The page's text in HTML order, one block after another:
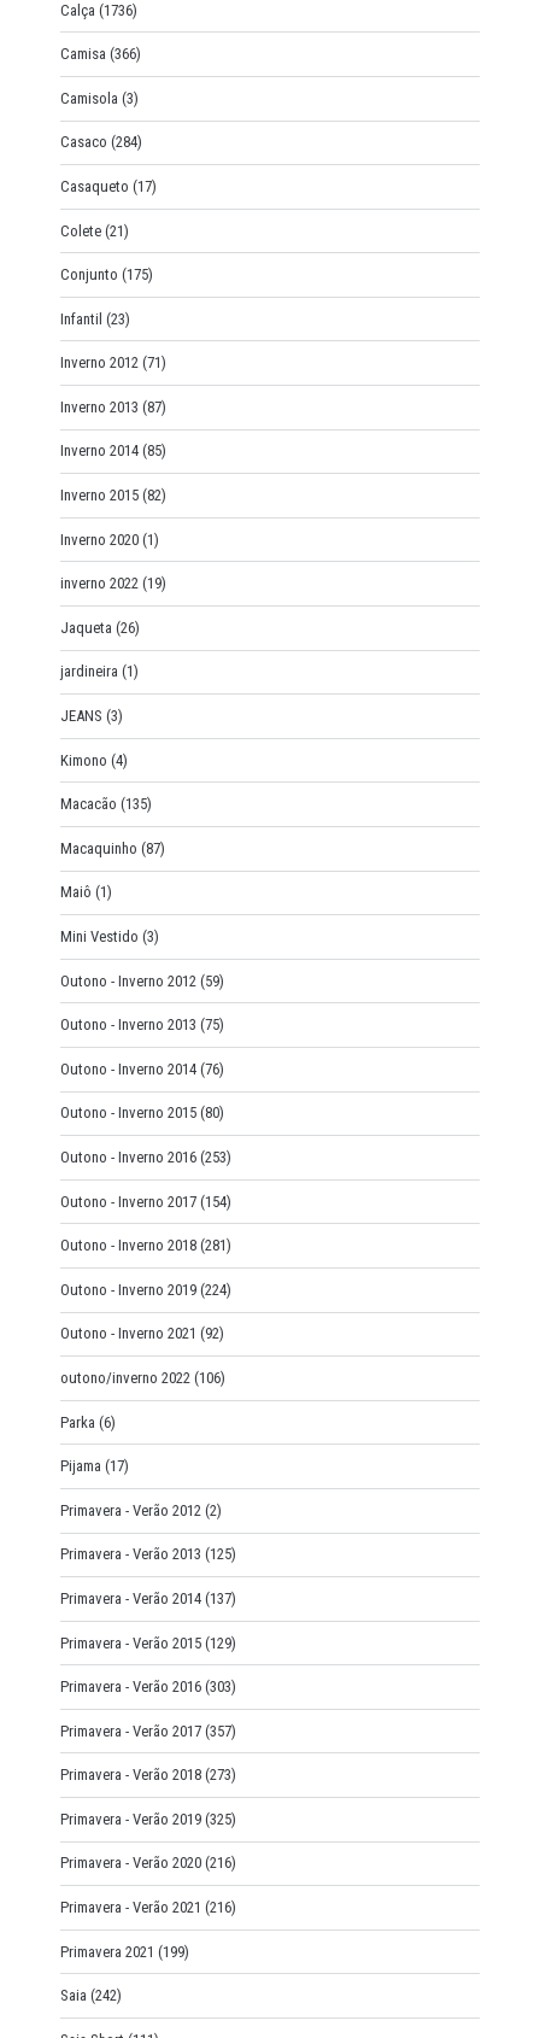
Calça (1736)
Camisa (366)
Camisola (3)
Casaco (284)
Casaqueto (17)
Colete (21)
Conjunto (175)
Infantil (23)
Inverno 2012 (71)
Inverno 2013 (87)
Inverno 2014 (85)
Inverno 2015 (82)
Inverno 2020 (1)
inverno 2022 (19)
Jaqueta (26)
jardineira (1)
JEANS (3)
Kimono (4)
Macacão (135)
Macaquinho (87)
Maiô (1)
Mini Vestido (3)
Outono - Inverno 2012 (59)
Outono - Inverno 2013 (75)
Outono - Inverno 2014 (76)
Outono - Inverno 2015 (80)
Outono - Inverno 2016 (253)
Outono - Inverno 2017 (154)
Outono - Inverno 2018 (281)
Outono - Inverno 2019 (224)
Outono - Inverno 2021 (92)
outono/inverno 2022 (106)
Parka (6)
Pijama (17)
Primavera - Verão 2012 (2)
Primavera - Verão 2013 (125)
Primavera - Verão 2014 (137)
Primavera - Verão 2015 (129)
Primavera - Verão 2016 (303)
Primavera - Verão 2017 (357)
Primavera - Verão 2018 (273)
Primavera - Verão 2019 (325)
Primavera - Verão 2020 (216)
Primavera - Verão 2021 (216)
Primavera 2021 (199)
Saia (242)